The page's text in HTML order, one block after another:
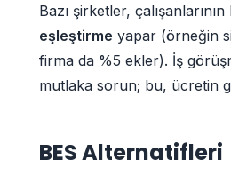
Bazı şirketler, çalışanlarının
eşleştirme yapar (örneğin
firma da %5 ekler). İş
mutlaka sorun; bu, ücretin
BES Alternatifleri